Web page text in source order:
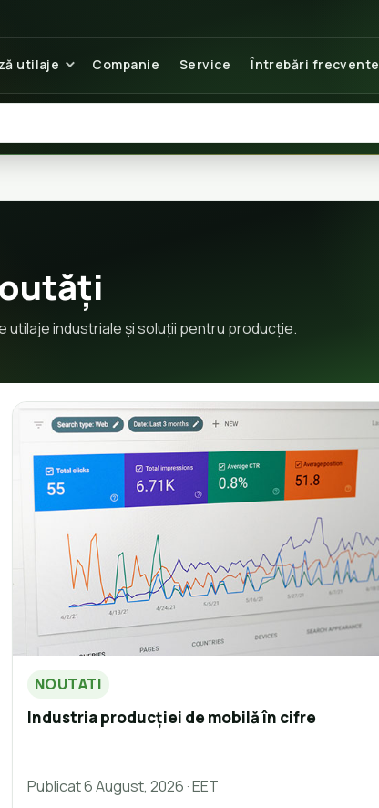
utilaje Companie Service Întrebări frecvente
utilaje industriale și soluții pentru producție.
NOUTATI
Industria producției de mobilă în cifre
Publicat 6 August, 2026 · EET